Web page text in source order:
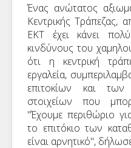
Ένας ανώτατος
Κεντρικής Τράπεζας,
ΕΚΤ
έχει κάνει
κινδύνους του
ότι η
κεντρική
εργαλεία,
επιτοκίων
και των
στοιχείων
που
"Έχουμε περιθώριο
το επιτόκιο των
είναι αρνητικό",